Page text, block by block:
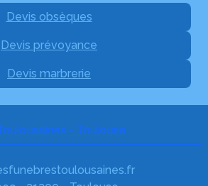
Devis obsèques
Devis prévoyance
Devis marbrerie
- Toulouse